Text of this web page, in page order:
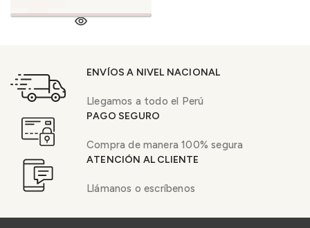
ENVÍOS A NIVEL NACIONAL
Llegamos a todo el Perú
PAGO SEGURO
Compra de manera 100% segura
ATENCIÓN AL CLIENTE
Llámanos o escríbenos